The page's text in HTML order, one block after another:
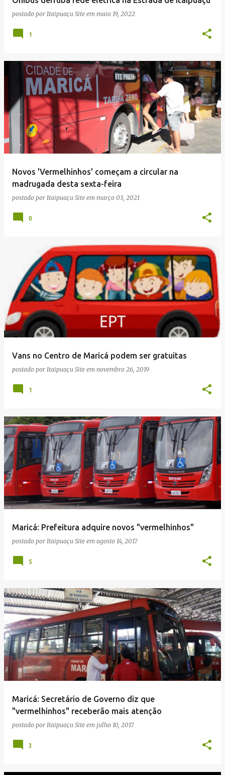
postado por Itaipuaçu Site em maio 19, 2022
1
Novos 'Vermelhinhos' começam a circular na
madrugada desta sexta-feira
postado por Itaipuaçu Site em março 03, 2021
0
Vans no Centro de Maricá podem ser gratuitas
postado por Itaipuaçu Site em novembro 26, 2019
1
Maricá: Prefeitura adquire novos "vermelhinhos"
postado por Itaipuaçu Site em agosto 14, 2017
5
Maricá: Secretário de Governo diz que
"vermelhinhos" receberão mais atenção
postado por Itaipuaçu Site em julho 10, 2017
3